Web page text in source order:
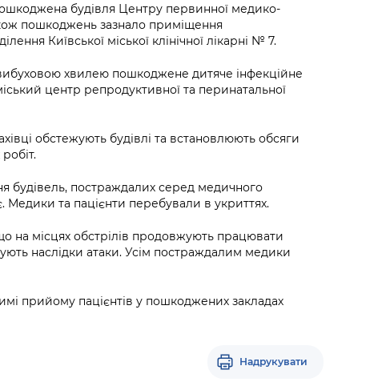
будівля Центру первинної медико-
пошкоджень зазнало приміщення
Київської міської клінічної лікарні № 7.
хвилею пошкоджене дитяче інфекційне
центр репродуктивної та перинатальної
обстежують будівлі та встановлюють обсяги
будівель, постраждалих серед медичного
Медики та пацієнти перебували в укриттях.
на місцях обстрілів продовжують працювати
наслідки атаки. Усім постраждалим медики
прийому пацієнтів у пошкоджених закладах
Надрукувати